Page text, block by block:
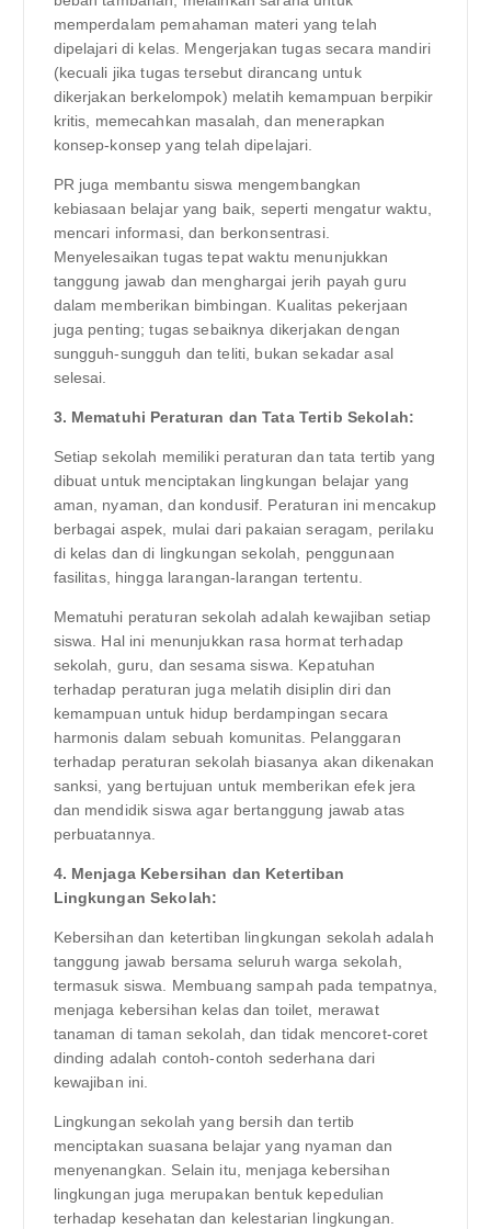
memperdalam pemahaman materi yang telah
dipelajari di kelas. Mengerjakan tugas secara mandiri
(kecuali jika tugas tersebut dirancang untuk
dikerjakan berkelompok) melatih kemampuan berpikir
kritis, memecahkan masalah, dan menerapkan
konsep-konsep yang telah dipelajari.
PR juga membantu siswa mengembangkan
kebiasaan belajar yang baik, seperti mengatur waktu,
mencari informasi, dan berkonsentrasi.
Menyelesaikan tugas tepat waktu menunjukkan
tanggung jawab dan menghargai jerih payah guru
dalam memberikan bimbingan. Kualitas pekerjaan
juga penting; tugas sebaiknya dikerjakan dengan
sungguh-sungguh dan teliti, bukan sekadar asal
selesai.
3. Mematuhi Peraturan dan Tata Tertib Sekolah:
Setiap sekolah memiliki peraturan dan tata tertib yang
dibuat untuk menciptakan lingkungan belajar yang
aman, nyaman, dan kondusif. Peraturan ini mencakup
berbagai aspek, mulai dari pakaian seragam, perilaku
di kelas dan di lingkungan sekolah, penggunaan
fasilitas, hingga larangan-larangan tertentu.
Mematuhi peraturan sekolah adalah kewajiban setiap
siswa. Hal ini menunjukkan rasa hormat terhadap
sekolah, guru, dan sesama siswa. Kepatuhan
terhadap peraturan juga melatih disiplin diri dan
kemampuan untuk hidup berdampingan secara
harmonis dalam sebuah komunitas. Pelanggaran
terhadap peraturan sekolah biasanya akan dikenakan
sanksi, yang bertujuan untuk memberikan efek jera
dan mendidik siswa agar bertanggung jawab atas
perbuatannya.
4. Menjaga Kebersihan dan Ketertiban
Lingkungan Sekolah:
Kebersihan dan ketertiban lingkungan sekolah adalah
tanggung jawab bersama seluruh warga sekolah,
termasuk siswa. Membuang sampah pada tempatnya,
menjaga kebersihan kelas dan toilet, merawat
tanaman di taman sekolah, dan tidak mencoret-coret
dinding adalah contoh-contoh sederhana dari
kewajiban ini.
Lingkungan sekolah yang bersih dan tertib
menciptakan suasana belajar yang nyaman dan
menyenangkan. Selain itu, menjaga kebersihan
lingkungan juga merupakan bentuk kepedulian
terhadap kesehatan dan kelestarian lingkungan.